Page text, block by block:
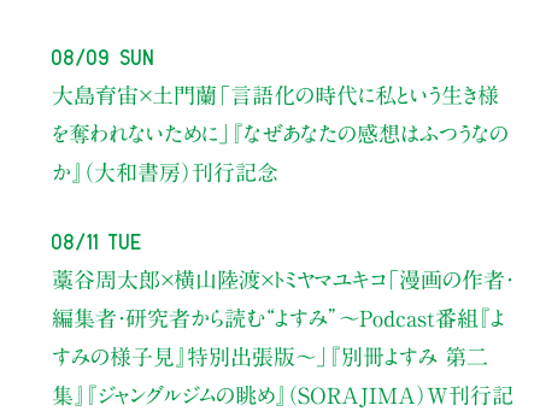
08/09 Sun
大島育宙×土門蘭 「言語化の時代に私という生き様
を奪われないために」
『なぜあなたの感想はふつうなの
か』（大和書房）刊行記念
08/11 Tue
藁谷周太郎×横山陸渡×トミヤマユキコ「漫画の作者・
編集者・研究者から読む“よすみ” 〜Podcast番組『よ
すみの様子見』特別出張版〜」
『別冊よすみ 第二
集』『ジャングルジムの眺め』（SORAJIMA）W刊行記